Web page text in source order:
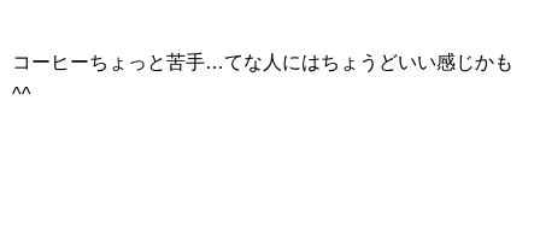
コーヒーちょっと苦手…てな人にはちょうどいい感じかも
^^